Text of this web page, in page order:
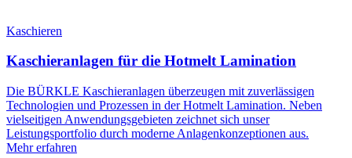
Kaschieren
Kaschieranlagen für die Hotmelt Lamination
Die BÜRKLE Kaschieranlagen überzeugen mit zuverlässigen
Technologien und Prozessen in der Hotmelt Lamination. Neben
vielseitigen Anwendungsgebieten zeichnet sich unser
Leistungsportfolio durch moderne Anlagenkonzeptionen aus.
Mehr erfahren